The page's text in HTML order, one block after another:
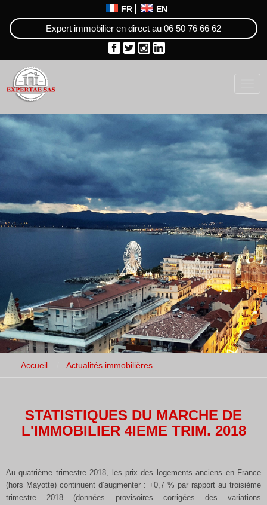
FR EN
Expert immobilier en direct au 06 50 76 66 62
Accueil Actualités immobilières
STATISTIQUES DU MARCHE DE
L'IMMOBILIER 4IEME TRIM. 2018
Au quatrième trimestre 2018, les prix des logements anciens en France
(hors Mayotte) continuent d’augmenter : +0,7 % par rapport au troisième
trimestre 2018 (données provisoires corrigées des variations